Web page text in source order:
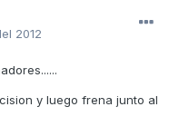
2012
y luego frena junto al